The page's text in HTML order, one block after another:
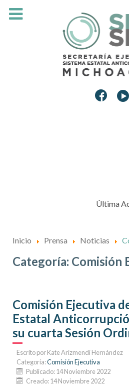
Última
Inicio Prensa Noticias
Categoría: Comisión
Comisión Ejecutiva
Estatal
su cuarta Sesión
Escrito porKate Arizmendi Hernández
Categoría:Comisión Ejecutiva
Publicado: 14 Noviembre 2022
Creado: 14 Noviembre 2022